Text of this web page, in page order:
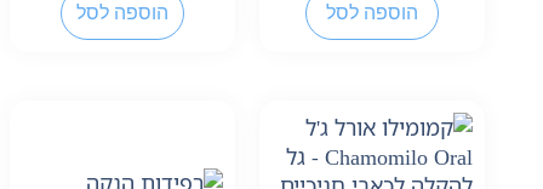
הוספה לסל
הוספה לסל